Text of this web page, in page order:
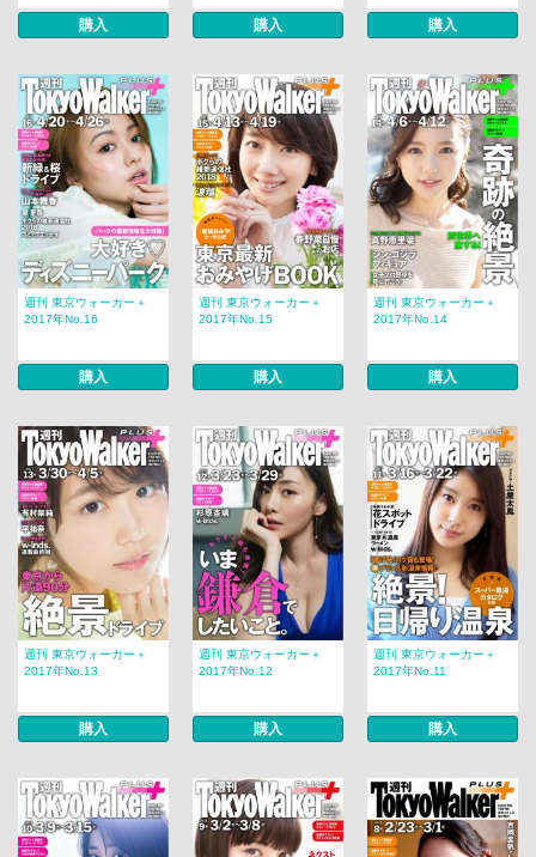
購入 購入 購入
週刊 東京ウォーカー＋
2017年No.16
購入
週刊 東京ウォーカー＋
2017年No.15
購入
週刊 東京ウォーカー＋
2017年No.14
購入
週刊 東京ウォーカー＋
2017年No.13
購入
週刊 東京ウォーカー＋
2017年No.12
購入
週刊 東京ウォーカー＋
2017年No.11
購入